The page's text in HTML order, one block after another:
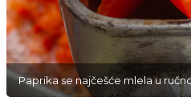
Paprika se najčešće mlela u